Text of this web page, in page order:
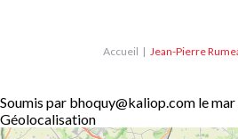
Accueil Jean-Pierre
Soumis par bhoquy@kaliop.com le
Géolocalisation